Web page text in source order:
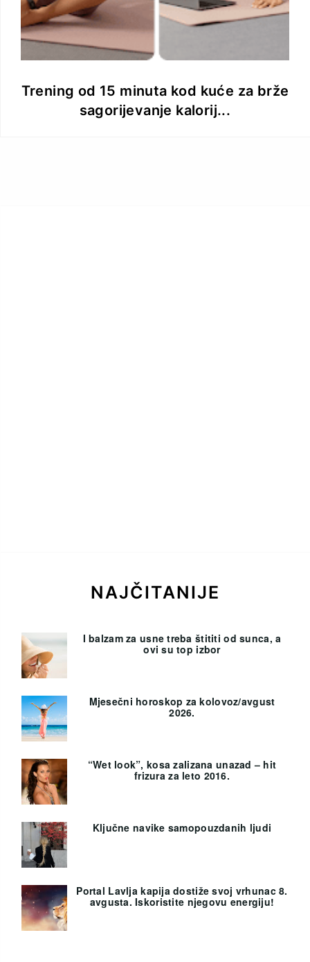
Trening od 15 minuta kod kuće za brže
sagorijevanje kalorij...
NAJČITANIJE
I balzam za usne treba štititi od sunca, a
ovi su top izbor
Mjesečni horoskop za kolovoz/avgust
2026.
“Wet look”, kosa zalizana unazad – hit
frizura za leto 2016.
Ključne navike samopouzdanih ljudi
Portal Lavlja kapija dostiže svoj vrhunac 8.
avgusta. Iskoristite njegovu energiju!